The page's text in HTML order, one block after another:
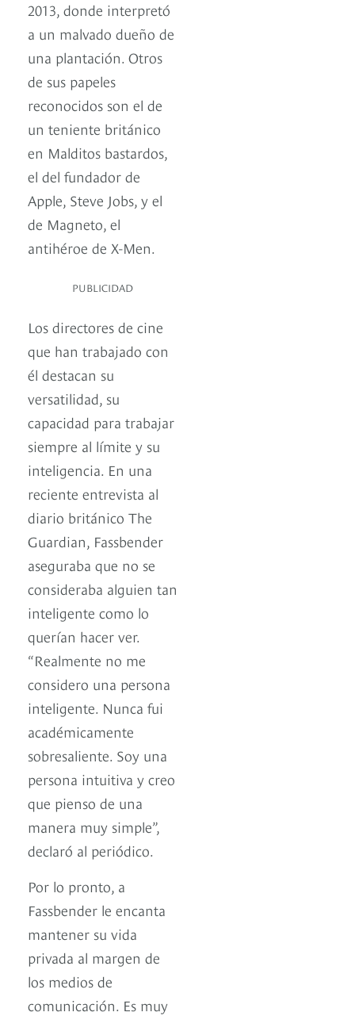
2013, donde interpretó
a un malvado dueño de
una plantación. Otros
de sus papeles
reconocidos son el de
un teniente británico
en Malditos bastardos,
el del fundador de
Apple, Steve Jobs, y el
de Magneto, el
antihéroe de X-Men.
PUBLICIDAD
Los directores de cine
que han trabajado con
él destacan su
versatilidad, su
capacidad para trabajar
siempre al límite y su
inteligencia. En una
reciente entrevista al
diario británico The
Guardian, Fassbender
aseguraba que no se
consideraba alguien tan
inteligente como lo
querían hacer ver.
“Realmente no me
considero una persona
inteligente. Nunca fui
académicamente
sobresaliente. Soy una
persona intuitiva y creo
que pienso de una
manera muy simple”,
declaró al periódico.
Por lo pronto, a
Fassbender le encanta
mantener su vida
privada al margen de
los medios de
comunicación. Es muy